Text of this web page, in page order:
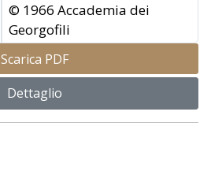
© 1966 Accademia dei
Georgofili
Scarica PDF
Dettaglio